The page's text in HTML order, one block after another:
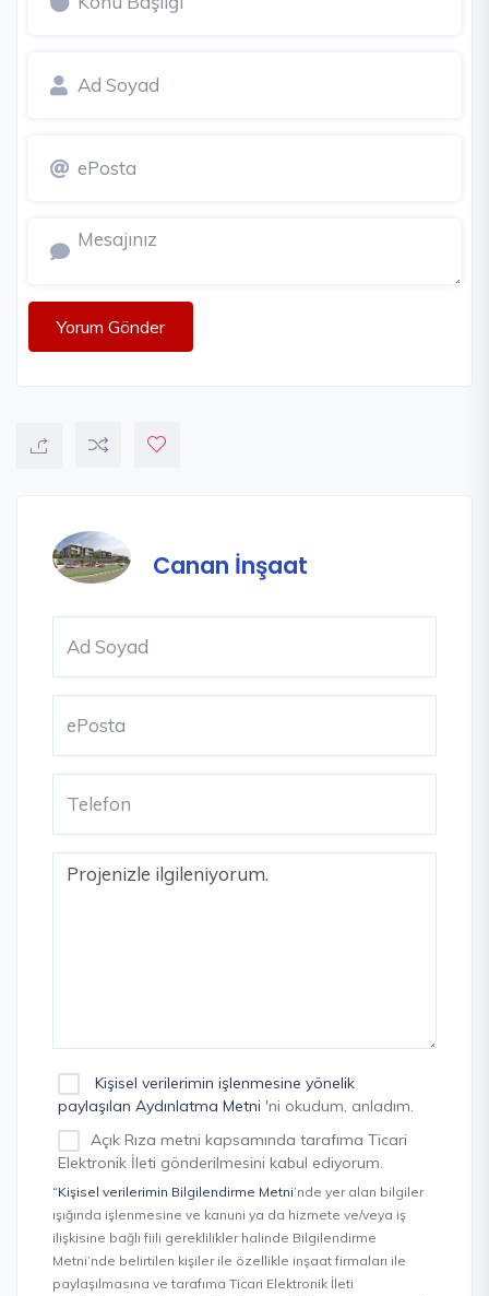
Yorum Gönder
Canan İnşaat
Kişisel verilerimin işlenmesine yönelik
paylaşılan Aydınlatma Metni 'ni okudum, anladım.
Açık Rıza metni kapsamında tarafıma Ticari
Elektronik İleti gönderilmesini kabul ediyorum.
“Kişisel verilerimin Bilgilendirme Metni’nde yer alan bilgiler
ışığında işlenmesine ve kanuni ya da hizmete ve/veya iş
ilişkisine bağlı fiili gereklilikler halinde Bilgilendirme
Metni’nde belirtilen kişiler ile özellikle inşaat firmaları ile
paylaşılmasına ve tarafıma Ticari Elektronik İleti